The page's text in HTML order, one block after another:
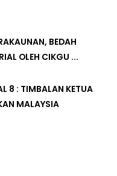
BEDAH
OLEH CIKGU ...
8 : TIMBALAN KETUA
MALAYSIA